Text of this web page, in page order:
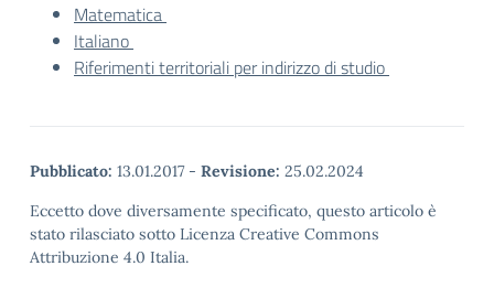
Matematica
Italiano
Riferimenti territoriali per indirizzo di studio
Pubblicato: 13.01.2017 - Revisione: 25.02.2024
Eccetto dove diversamente specificato, questo articolo è
stato rilasciato sotto Licenza Creative Commons
Attribuzione 4.0 Italia.